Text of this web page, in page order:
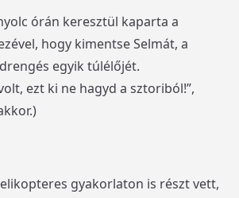
órán keresztül kaparta a
hogy kimentse Selmát, a
egyik túlélőjét.
ezt ki ne hagyd a sztoriból!”,
gyakorlaton is részt vett,